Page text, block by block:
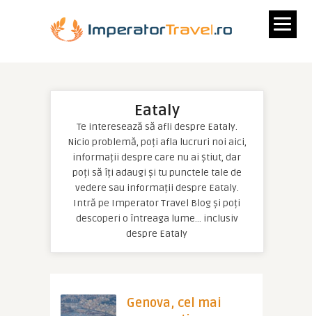
Eataly
Te interesează să afli despre Eataly.
Nicio problemă, poți afla lucruri noi aici,
informații despre care nu ai știut, dar
poți să îți adaugi și tu punctele tale de
vedere sau informații despre Eataly.
Intră pe Imperator Travel Blog și poți
descoperi o întreaga lume… inclusiv
despre Eataly
Genova, cel mai